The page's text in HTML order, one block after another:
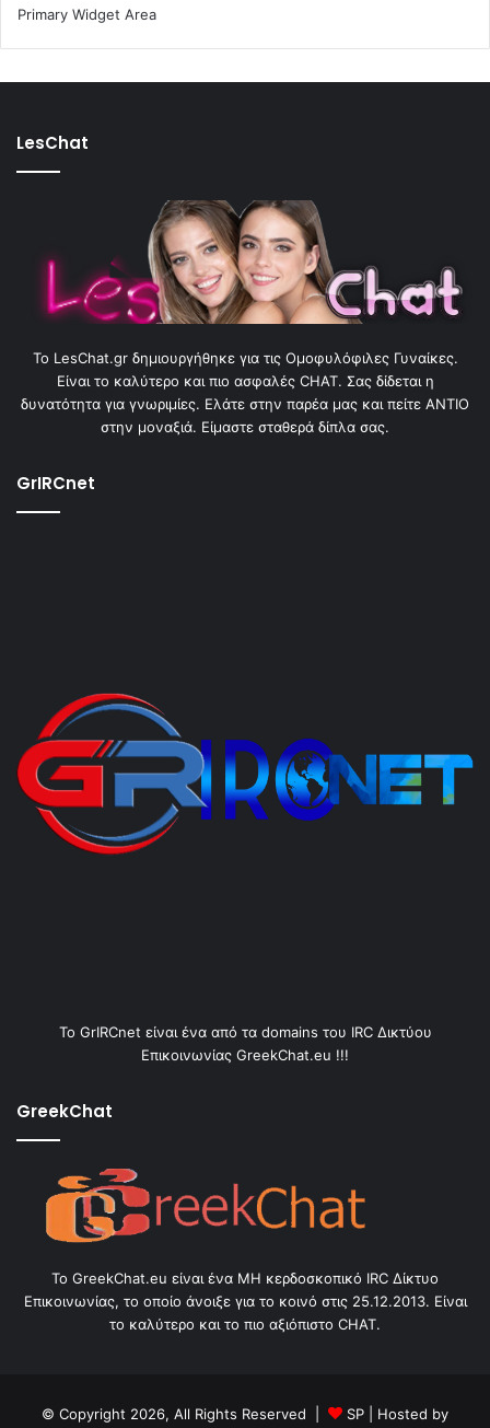
Primary Widget Area
LesChat
To LesChat.gr δημιουργήθηκε για τις Ομοφυλόφιλες Γυναίκες.
Είναι το καλύτερο και πιο ασφαλές CHAT. Σας δίδεται η
δυνατότητα για γνωριμίες. Ελάτε στην παρέα μας και πείτε ΑΝΤΙΟ
στην μοναξιά. Είμαστε σταθερά δίπλα σας.
GrIRCnet
Το GrIRCnet είναι ένα από τα domains του IRC Δικτύου
Επικοινωνίας GreekChat.eu !!!
GreekChat
Το GreekChat.eu είναι ένα ΜΗ κερδοσκοπικό IRC Δίκτυο
Επικοινωνίας, το οποίο άνοιξε για το κοινό στις 25.12.2013. Είναι
το καλύτερο και το πιο αξιόπιστο CHAT.
© Copyright 2026, All Rights Reserved | SP | Hosted by